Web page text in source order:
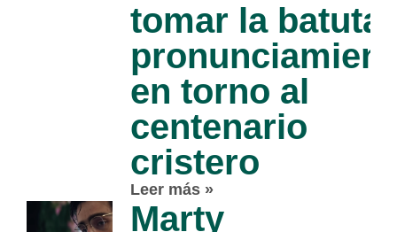
tomar la
en torno al
centenario
cristero
Leer más »
Marty